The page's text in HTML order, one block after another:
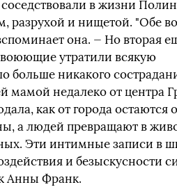
в жизни
разрухой и нищетой. "Обе
она. — Но вторая
утратили всякую
больше никакого
мамой недалеко от центра
как от города остаются
а людей превращают в
Эти интимные записи в
и безыскусности
Анны Франк.